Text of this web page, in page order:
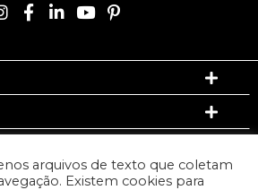
arquivos de texto que coletam
Existem cookies para